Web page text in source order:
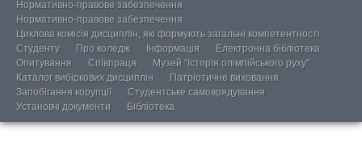
Нормативно-правове забезпечення
Нормативно-правове забезпечення
Циклова комісія дисциплін, які формують загальні компетентності
Студенту
Про коледж Інформація
Електронна бібліотека
Опитування
Співпраця
Музей “Історія олімпійського руху”
Каталог вибіркових дисциплін
Патріотичне виховання
Запобігання корупції
Студентське самоврядування
Установчі документи
Бібліотека